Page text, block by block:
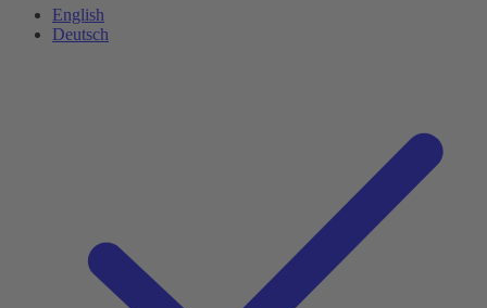
English
Deutsch